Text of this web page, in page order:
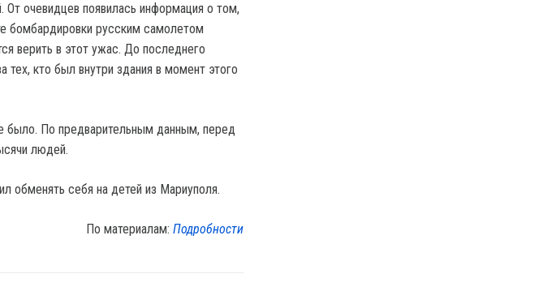
очевидцев появилась информация о том,
бомбардировки русским самолетом
верить в этот ужас. До последнего
тех, кто был внутри здания в момент этого
было. По предварительным данным, перед
людей.
обменять себя на детей из Мариуполя.
По материалам:Подробности